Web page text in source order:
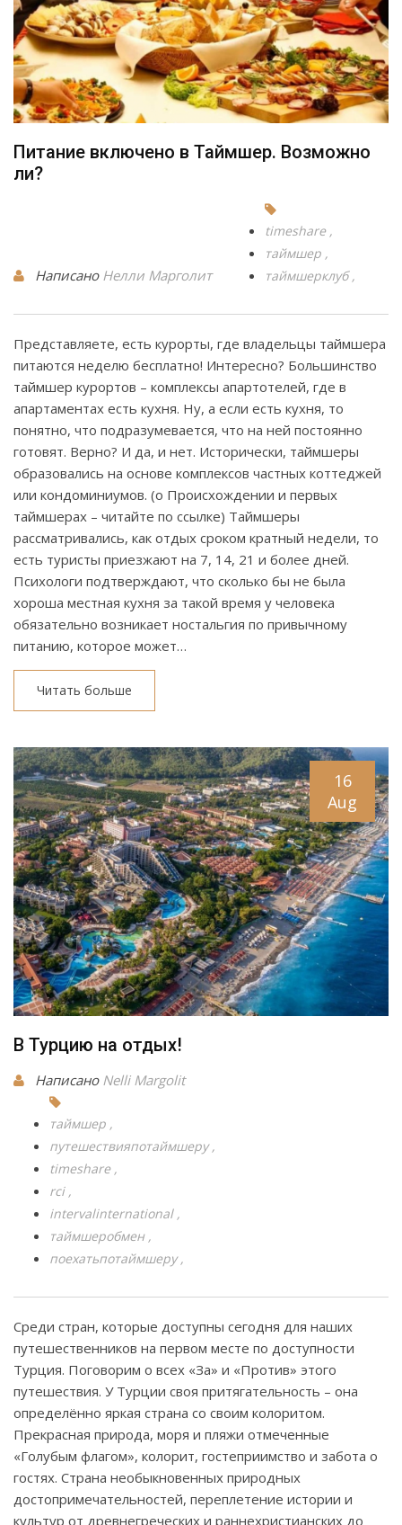
Питание включено в Таймшер. Возможно
ли?
Написано Нелли Марголит
timeshare
таймшер
таймшерклуб
Представляете, есть курорты, где владельцы таймшера
питаются неделю бесплатно! Интересно? Большинство
таймшер курортов – комплексы апартотелей, где в
апартаментах есть кухня. Ну, а если есть кухня, то
понятно, что подразумевается, что на ней постоянно
готовят. Верно? И да, и нет. Исторически, таймшеры
образовались на основе комплексов частных коттеджей
или кондоминиумов. (о Происхождении и первых
таймшерах – читайте по ссылке) Таймшеры
рассматривались, как отдых сроком кратный недели, то
есть туристы приезжают на 7, 14, 21 и более дней.
Психологи подтверждают, что сколько бы не была
хороша местная кухня за такой время у человека
обязательно возникает ностальгия по привычному
питанию, которое может…
Читать больше
16
Aug
В Турцию на отдых!
Написано Nelli Margolit
таймшер
путешествияпотаймшеру
timeshare
rci
intervalinternational
таймшеробмен
поехатьпотаймшеру
Среди стран, которые доступны сегодня для наших
путешественников на первом месте по доступности
Турция. Поговорим о всех «За» и «Против» этого
путешествия. У Турции своя притягательность – она
определённо яркая страна со своим колоритом.
Прекрасная природа, моря и пляжи отмеченные
«Голубым флагом», колорит, гостеприимство и забота о
гостях. Страна необыкновенных природных
достопримечательностей, переплетение истории и
культур от древнегреческих и раннехристианских до